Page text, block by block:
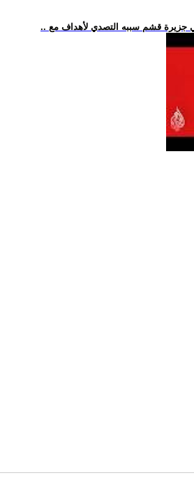
جزيرة قشم سببه التصدي لأهداف مع